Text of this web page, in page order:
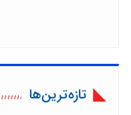
تازه‌ترین‌ها